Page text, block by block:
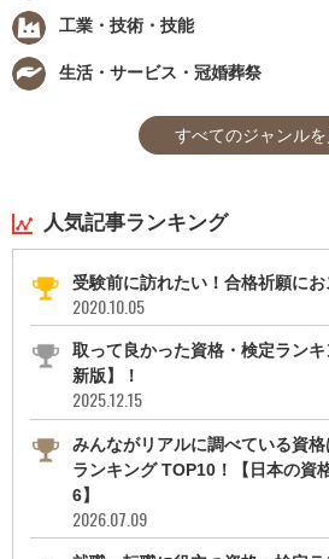
工業・技術・技能
生活・サービス・冠婚葬祭
すべてのジャンルを
人気記事ランキング
受験前に訪れたい！合格祈願に
2020.10.05
取って良かった資格・検定ラン
新版】！
2025.12.15
みんながリアルに調べている資
ランキング TOP10！【日本の資
6】
2026.07.09